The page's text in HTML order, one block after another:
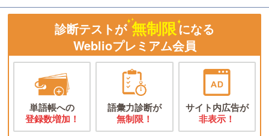
診断テストが 無制限になる
Weblioプレミアム会員
単語帳への
登録数増加！
語彙力診断が
無制限！
サイト内広告が
非表示！